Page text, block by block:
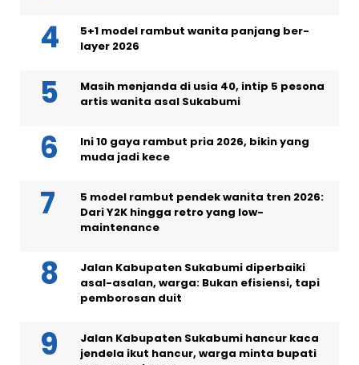
5+1 model rambut wanita panjang ber-
layer 2026
Masih menjanda di usia 40, intip 5 pesona
artis wanita asal Sukabumi
Ini 10 gaya rambut pria 2026, bikin yang
muda jadi kece
5 model rambut pendek wanita tren 2026:
Dari Y2K hingga retro yang low-
maintenance
Jalan Kabupaten Sukabumi diperbaiki
asal-asalan, warga: Bukan efisiensi, tapi
pemborosan duit
Jalan Kabupaten Sukabumi hancur kaca
jendela ikut hancur, warga minta bupati